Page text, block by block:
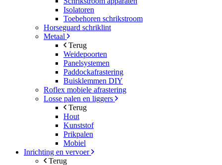
Isolatoren
Toebehoren schrikstroom
Horseguard schriklint
Metaal
Terug
Weidepoorten
Panelsystemen
Paddockafrastering
Buisklemmen DIY
Roflex mobiele afrastering
Losse palen en liggers
Terug
Hout
Kunststof
Prikpalen
Mobiel
Inrichting en vervoer
Terug